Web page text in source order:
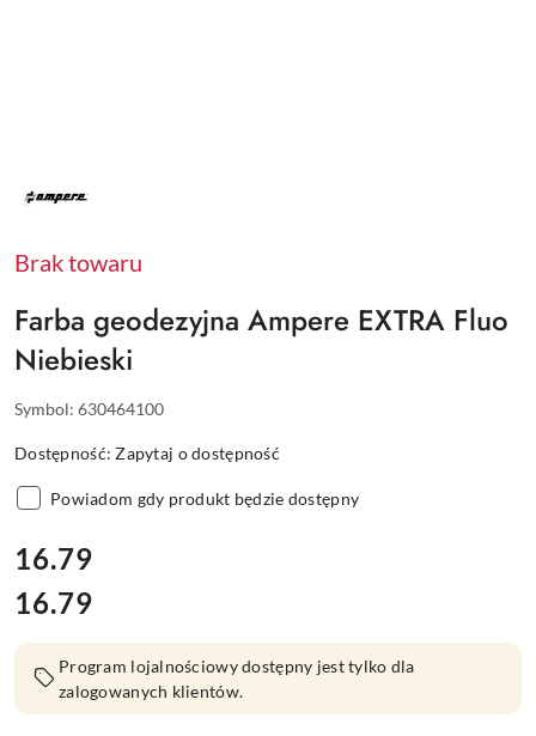
PRODUCENTA:
Brak towaru
Farba geodezyjna Ampere EXTRA Fluo
Niebieski
Symbol: 630464100
Dostępność:Zapytaj o dostępność
Powiadom gdy produkt będzie dostępny
cena:
16.79
Cena:
16.79
Program lojalnościowy dostępny jest tylko dla
zalogowanych klientów.